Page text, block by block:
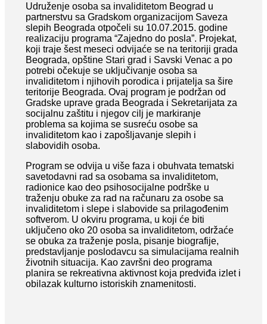
O NAMA
POSTANITE ČLAN
KONTAKT
Udruženje osoba sa invaliditetom Beograd u
partnerstvu sa Gradskom organizacijom Saveza
slepih Beograda otpočeli su 10.07.2015. godine
realizaciju programa “Zajedno do posla”. Projekat,
koji traje šest meseci odvijaće se na teritoriji grada
Beograda, opštine Stari grad i Savski Venac a po
potrebi očekuje se uključivanje osoba sa
invaliditetom i njihovih porodica i prijatelja sa šire
teritorije Beograda. Ovaj program je podržan od
Gradske uprave grada Beograda i Sekretarijata za
socijalnu zaštitu i njegov cilj je markiranje
problema sa kojima se susreću osobe sa
invaliditetom kao i zapošljavanje slepih i
slabovidih osoba.
Program se odvija u više faza i obuhvata tematski
savetodavni rad sa osobama sa invaliditetom,
radionice kao deo psihosocijalne podrške u
traženju obuke za rad na računaru za osobe sa
invaliditetom i slepe i slabovide sa prilagođenim
softverom. U okviru programa, u koji će biti
uključeno oko 20 osoba sa invaliditetom, održaće
se obuka za traženje posla, pisanje biografije,
predstavljanje poslodavcu sa simulacijama realnih
životnih situacija. Kao završni deo programa
planira se rekreativna aktivnost koja predviđa izlet i
obilazak kulturno istoriskih znamenitosti.